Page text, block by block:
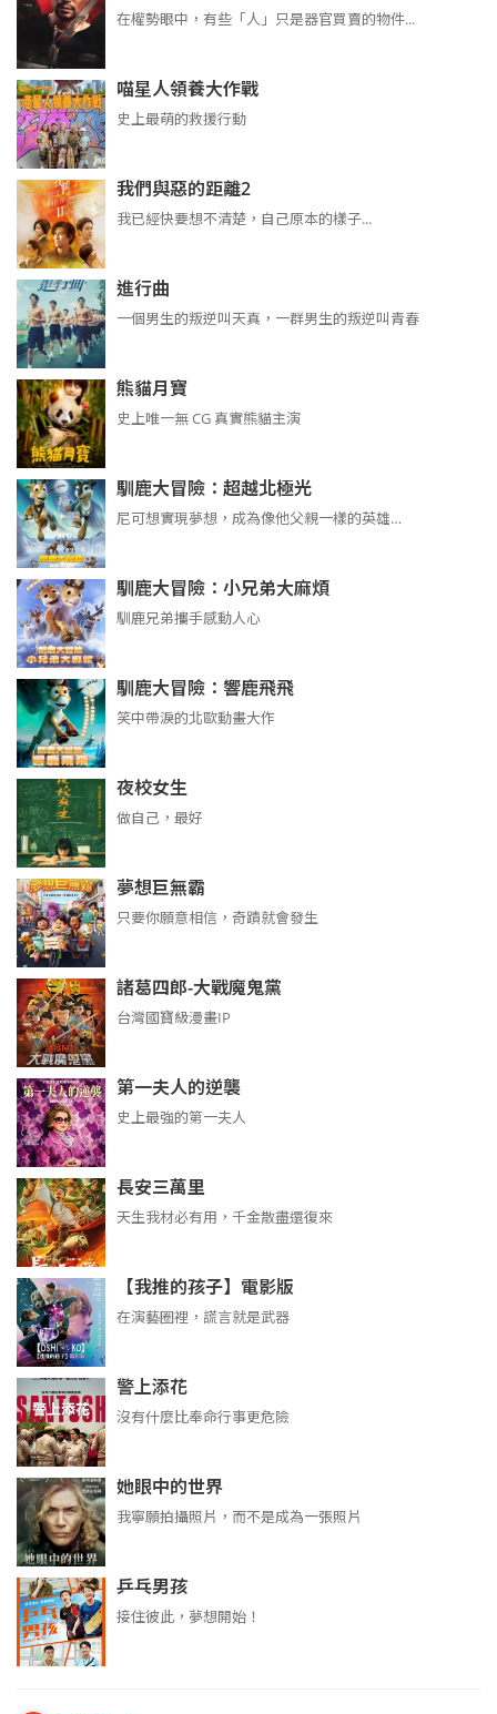
在權勢眼中，有些「人」只是器官買賣的物件...
喵星人領養大作戰
史上最萌的救援行動
我們與惡的距離2
我已經快要想不清楚，自己原本的樣子...
進行曲
​​​一個男生的叛逆叫天真，一群男生的叛逆叫青春
熊貓月寶
史上唯一無 CG 真實熊貓主演
馴鹿大冒險：超越北極光
尼可想實現夢想，成為像他父親一樣的英雄…
馴鹿大冒險：小兄弟大麻煩
馴鹿兄弟攜手感動人心
馴鹿大冒險：響鹿飛飛
笑中帶淚的北歐動畫大作
夜校女生
做自己，最好
夢想巨無霸
只要你願意相信，奇蹟就會發生
諸葛四郎-大戰魔鬼黨
台灣國寶級漫畫IP
第一夫人的逆襲
史上最強的第一夫人
長安三萬里
天生我材必有用，千金散盡還復來
【我推的孩子】電影版
在演藝圈裡，謊言就是武器
警上添花
沒有什麼比奉命行事更危險
她眼中的世界
我寧願拍攝照片，而不是成為一張照片
乒乓男孩
接住彼此，夢想開始！